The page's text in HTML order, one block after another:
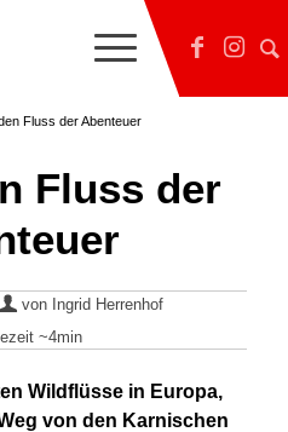
Fluss der Abenteuer
Fluss der
von Ingrid Herrenhof
~4min
Wildflüsse in Europa,
von den Karnischen